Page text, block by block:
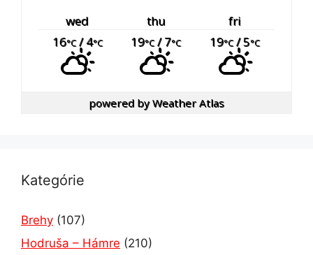
wed thu
fri
16°C/ 4°C 19°C/ 7°C 19°C/ 5°C
powered byWeather Atlas
Kategórie
Brehy (107)
Hodruša – Hámre (210)